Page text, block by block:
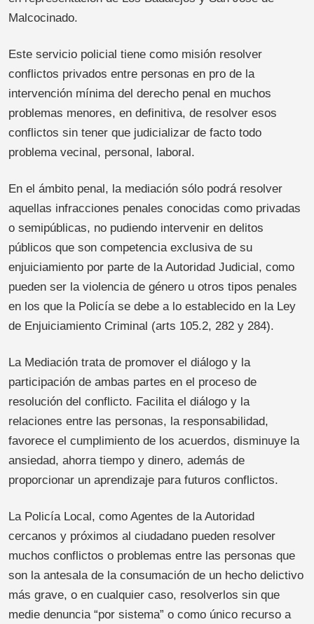
Malcocinado.
Este servicio policial tiene como misión resolver
conflictos privados entre personas en pro de la
intervención mínima del derecho penal en muchos
problemas menores, en definitiva, de resolver esos
conflictos sin tener que judicializar de facto todo
problema vecinal, personal, laboral.
En el ámbito penal, la mediación sólo podrá resolver
aquellas infracciones penales conocidas como privadas
o semipúblicas, no pudiendo intervenir en delitos
públicos que son competencia exclusiva de su
enjuiciamiento por parte de la Autoridad Judicial, como
pueden ser la violencia de género u otros tipos penales
en los que la Policía se debe a lo establecido en la Ley
de Enjuiciamiento Criminal (arts 105.2, 282 y 284).
La Mediación trata de promover el diálogo y la
participación de ambas partes en el proceso de
resolución del conflicto. Facilita el diálogo y la
relaciones entre las personas, la responsabilidad,
favorece el cumplimiento de los acuerdos, disminuye la
ansiedad, ahorra tiempo y dinero, además de
proporcionar un aprendizaje para futuros conflictos.
La Policía Local, como Agentes de la Autoridad
cercanos y próximos al ciudadano pueden resolver
muchos conflictos o problemas entre las personas que
son la antesala de la consumación de un hecho delictivo
más grave, o en cualquier caso, resolverlos sin que
medie denuncia “por sistema” o como único recurso a